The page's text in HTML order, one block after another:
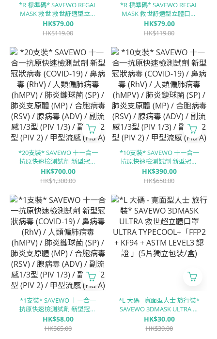
*R 標準碼* SAVEWO REGAL
MASK 救世 救世舒適型立體
口罩 淺沙「UPF30 + ASTM
LEVEL3 認證 」(30片獨立包
HK$79.00
HK$119.00
*R 標準碼* SAVEWO REGAL
MASK 救世舒適型立體口罩
日暮玫瑰「UPF30 + ASTM
LEVEL3 認證」(30片獨立包
HK$79.00
HK$119.00
*20支裝* SAVEWO 十一合一
抗原快速檢測試劑 新型冠狀
病毒 (COVID-19) / 鼻病毒
(RhV) / 人類偏肺病毒 (hMPV)
體 (MP) / 合胞病毒 (RSV) / 腺
病毒 (ADV) / 副流感1/3型
(PIV 1/3) / 副流感2型 (PIV 2) /
甲型流感 (Flu A) / ⼄型流感
(Flu B)
HK$700.00
HK$1,300.00
*10支裝* SAVEWO 十一合一
抗原快速檢測試劑 新型冠狀
病毒 (COVID-19) / 鼻病毒
(RhV) / 人類偏肺病毒 (hMPV)
體 (MP) / 合胞病毒 (RSV) / 腺
病毒 (ADV) / 副流感1/3型
(PIV 1/3) / 副流感2型 (PIV 2) /
甲型流感 (Flu A) / ⼄型流感
(Flu B)
HK$390.00
HK$650.00
*1支裝* SAVEWO 十一合一
抗原快速檢測試劑 新型冠狀
病毒 (COVID-19) / 鼻病毒
(RhV) / 人類偏肺病毒 (hMPV)
HK$58.00
HK$65.00
*L 大碼 - 寬面型人士 旅行裝*
SAVEWO 3DMASK ULTRA 救
世超立體口罩 ULTRA
TYPECOOL+「FFP2 + KF94 +
HK$30.00
HK$39.00